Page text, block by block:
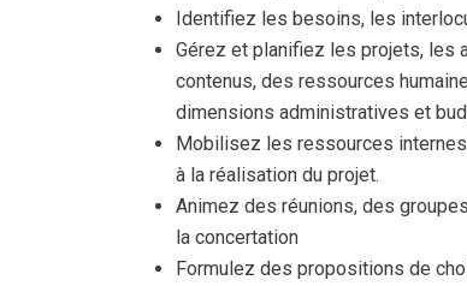
Identifiez les besoins, les
Gérez et planifiez les projets, les
contenus, des ressources
dimensions administratives et
Mobilisez les ressources
à la réalisation du projet.
Animez des réunions, des
la concertation
Formulez des propositions de